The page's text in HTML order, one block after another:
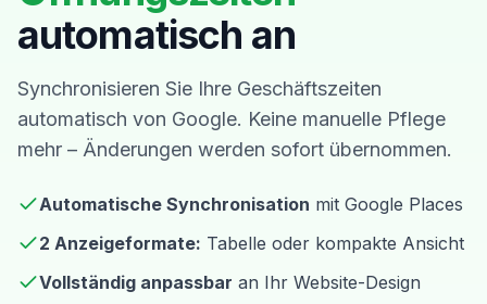
automatisch an
Synchronisieren Sie Ihre Geschäftszeiten
automatisch von Google. Keine manuelle Pflege
mehr – Änderungen werden sofort übernommen.
Automatische Synchronisation mit Google Places
2 Anzeigeformate: Tabelle oder kompakte Ansicht
Vollständig anpassbar an Ihr Website-Design